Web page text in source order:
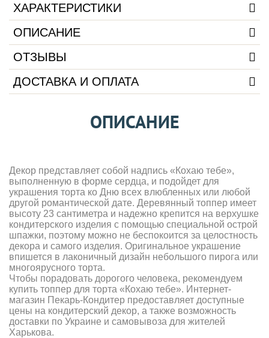
ХАРАКТЕРИСТИКИ
ОПИСАНИЕ
ОТЗЫВЫ
ДОСТАВКА И ОПЛАТА
ОПИСАНИЕ
Декор представляет собой надпись «Кохаю тебе»,
выполненную в форме сердца, и подойдет для
украшения торта ко Дню всех влюбленных или любой
другой романтической дате. Деревянный топпер имеет
высоту 23 сантиметра и надежно крепится на верхушке
кондитерского изделия с помощью специальной острой
шпажки, поэтому можно не беспокоится за целостность
декора и самого изделия. Оригинальное украшение
впишется в лаконичный дизайн небольшого пирога или
многоярусного торта.
Чтобы порадовать дорогого человека, рекомендуем
купить топпер для торта «Кохаю тебе». Интернет-
магазин Пекарь-Кондитер предоставляет доступные
цены на кондитерский декор, а также возможность
доставки по Украине и самовывоза для жителей
Харькова.